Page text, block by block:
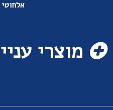
מוצרי